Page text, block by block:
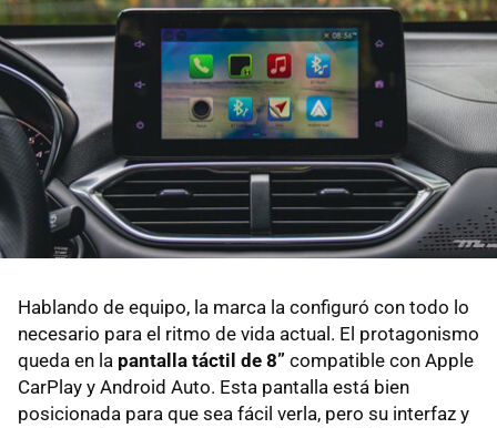
Hablando de equipo, la marca la configuró con todo lo
necesario para el ritmo de vida actual. El protagonismo
queda en la pantalla táctil de 8” compatible con Apple
CarPlay y Android Auto. Esta pantalla está bien
posicionada para que sea fácil verla, pero su interfaz y